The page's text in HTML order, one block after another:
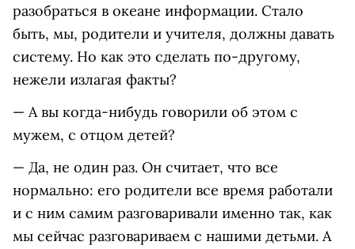
разобраться в океане информации. Стало
быть, мы, родители и учителя, должны давать
систему. Но как это сделать по-другому,
нежели излагая факты?
— А вы когда-нибудь говорили об этом с
мужем, с отцом детей?
— Да, не один раз. Он считает, что все
нормально: его родители все время работали
и с ним самим разговаривали именно так, как
мы сейчас разговариваем с нашими детьми. А